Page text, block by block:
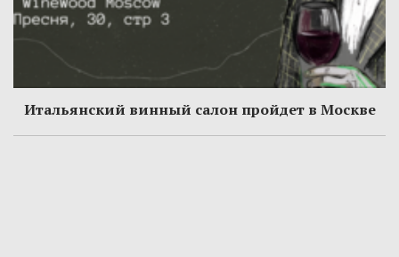
Итальянский винный салон пройдет в Москве